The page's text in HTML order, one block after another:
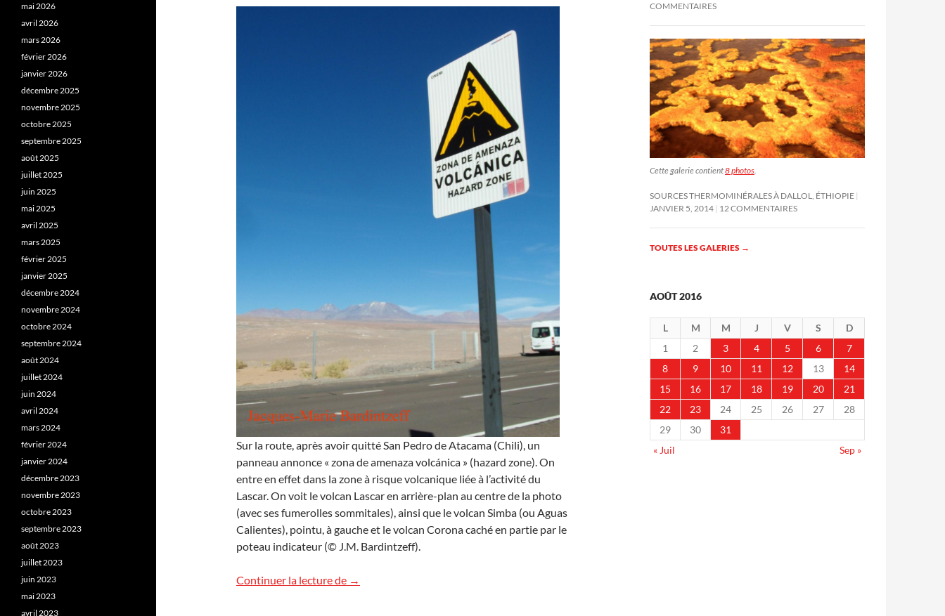
Sur la route, après avoir quitté San Pedro de Atacama (Chili), un
panneau annonce « zona de amenaza volcánica » (hazard zone). On
entre en effet dans la zone à risque volcanique liée à l’activité du
Lascar. On voit le volcan Lascar en arrière-plan au centre de la photo
(avec ses fumerolles sommitales), ainsi que le volcan Simba (ou Aguas
Calientes), pointu, à gauche et le volcan Corona caché en partie par le
poteau indicateur (© J.M. Bardintzeff).
Continuer la lecture de Zona de amenaza volcánica
→
COMMENTAIRES
Cette galerie contient8 photos
SOURCES THERMOMINÉRALES À DALLOL, ÉTHIOPIE
JANVIER 5, 2014 12 COMMENTAIRES
TOUTES LES GALERIES →
AOÛT 2016
L M M J V S
D
1
2 3 4 5 6
7
8
9 10 11 12 13
14
15
16 17 18 19 20
21
22
23 24 25 26 27
28
29
30
31
« Juil
Sep »
mai 2026
avril 2026
mars 2026
février 2026
janvier 2026
décembre 2025
novembre 2025
octobre 2025
septembre 2025
août 2025
juillet 2025
juin 2025
mai 2025
avril 2025
mars 2025
février 2025
janvier 2025
décembre 2024
novembre 2024
octobre 2024
septembre 2024
août 2024
juillet 2024
juin 2024
avril 2024
mars 2024
février 2024
janvier 2024
décembre 2023
novembre 2023
octobre 2023
septembre 2023
août 2023
juillet 2023
juin 2023
mai 2023
avril 2023